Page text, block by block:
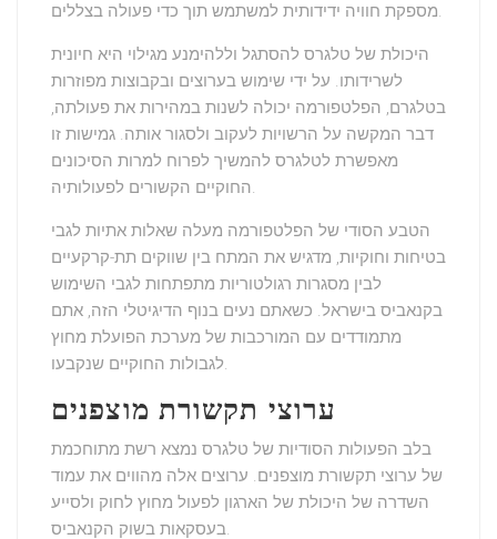
מספקת חוויה ידידותית למשתמש תוך כדי פעולה בצללים.
היכולת של טלגרס להסתגל וללהימנע מגילוי היא חיונית
לשרידותו. על ידי שימוש בערוצים ובקבוצות מפוזרות
בטלגרם, הפלטפורמה יכולה לשנות במהירות את פעולתה,
דבר המקשה על הרשויות לעקוב ולסגור אותה. גמישות זו
מאפשרת לטלגרס להמשיך לפרוח למרות הסיכונים
החוקיים הקשורים לפעולותיה.
הטבע הסודי של הפלטפורמה מעלה שאלות אתיות לגבי
בטיחות וחוקיות, מדגיש את המתח בין שווקים תת-קרקעיים
לבין מסגרות רגולטוריות מתפתחות לגבי השימוש
בקנאביס בישראל. כשאתם נעים בנוף הדיגיטלי הזה, אתם
מתמודדים עם המורכבות של מערכת הפועלת מחוץ
לגבולות החוקיים שנקבעו.
ערוצי תקשורת מוצפנים
בלב הפעולות הסודיות של טלגרס נמצא רשת מתוחכמת
של ערוצי תקשורת מוצפנים. ערוצים אלה מהווים את עמוד
השדרה של היכולת של הארגון לפעול מחוץ לחוק ולסייע
בעסקאות בשוק הקנאביס.